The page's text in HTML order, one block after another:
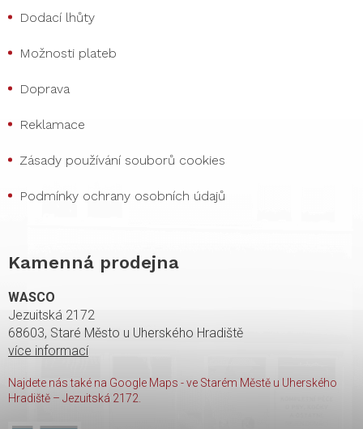
Dodací lhůty
Možnosti plateb
Doprava
Reklamace
Zásady používání souborů cookies
Podmínky ochrany osobních údajů
Kamenná prodejna
WASCO
Jezuitská 2172
68603, Staré Město u Uherského Hradiště
více informací
Najdete nás také na Google Maps - ve Starém Městě u Uherského
Hradiště – Jezuitská 2172.